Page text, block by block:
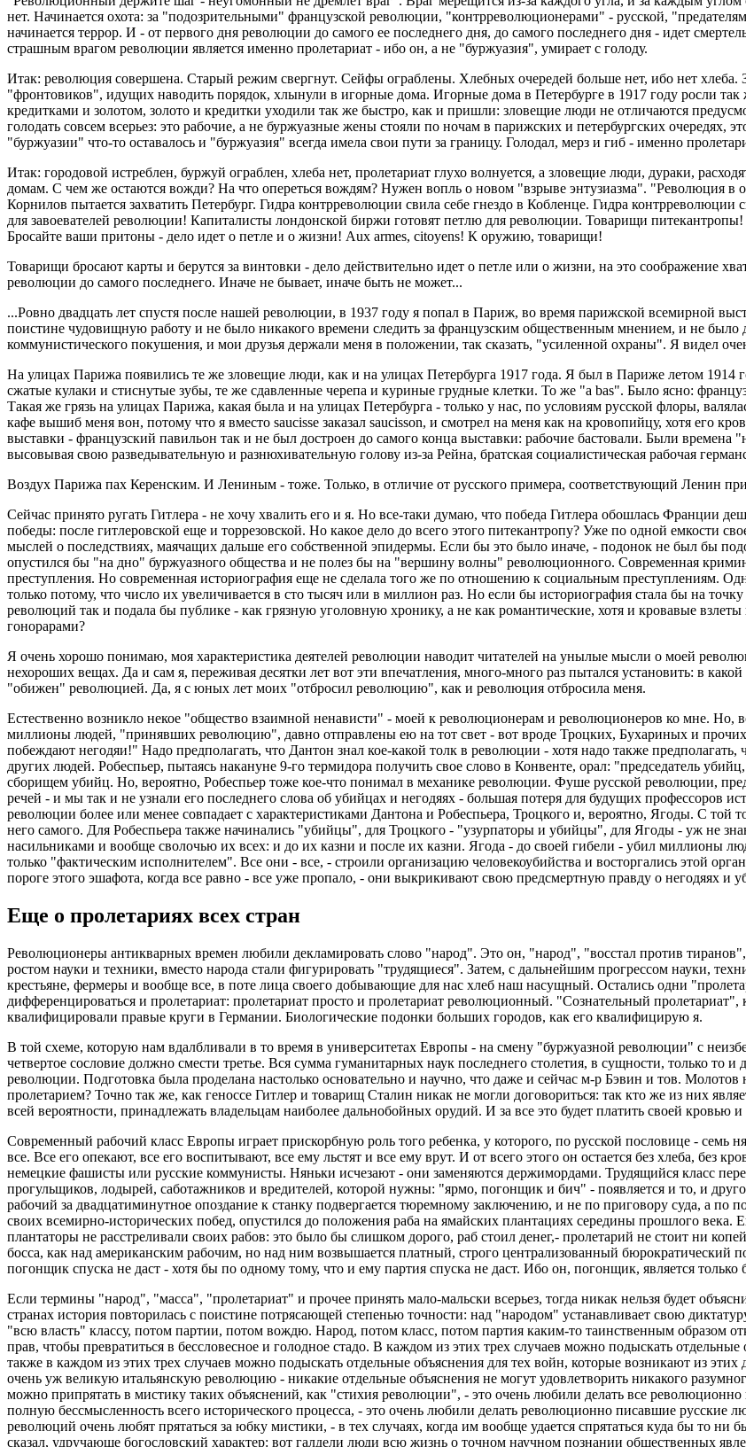
нет. Начинается охота: за "подозрительными" французской революции, "контрреволюционерами" - русской,
начинается террор. И - от первого дня революции до самого ее последнего дня, до самого последнего дня - идет
страшным врагом революции является именно пролетариат - ибо он, а не "буржуазия", умирает с голоду.
Итак: революция совершена. Старый режим свергнут. Сейфы ограблены. Хлебных очередей больше нет, ибо нет
"фронтовиков", идущих наводить порядок, хлынули в игорные дома. Игорные дома в Петербурге в 1917 году росли
кредитками и золотом, золото и кредитки уходили так же быстро, как и пришли: зловещие люди не отличаются
голодать совсем всерьез: это рабочие, а не буржуазные жены стояли по ночам в парижских и петербургских очередях,
"буржуазии" что-то оставалось и "буржуазия" всегда имела свои пути за границу. Голодал, мерз и гиб - именно
Итак: городовой истреблен, буржуй ограблен, хлеба нет, пролетариат глухо волнуется, а зловещие люди, дураки,
домам. С чем же остаются вожди? На что опереться вождям? Нужен вопль о новом "взрыве энтузиазма". "Революция
Корнилов пытается захватить Петербург. Гидра контрреволюции свила себе гнездо в Кобленце. Гидра
для завоевателей революции! Капиталисты лондонской биржи готовят петлю для революции. Товарищи
Бросайте ваши притоны - дело идет о петле и о жизни! Aux armes, citoyens! К оружию, товарищи!
Товарищи бросают карты и берутся за винтовки - дело действительно идет о петле или о жизни, на это соображение
революции до самого последнего. Иначе не бывает, иначе быть не может...
...Ровно двадцать лет спустя после нашей революции, в 1937 году я попал в Париж, во время парижской всемирной
поистине чудовищную работу и не было никакого времени следить за французским общественным мнением, и не было
коммунистического покушения, и мои друзья держали меня в положении, так сказать, "усиленной охраны". Я видел
На улицах Парижа появились те же зловещие люди, как и на улицах Петербурга 1917 года. Я был в Париже летом 1914
сжатые кулаки и стиснутые зубы, те же сдавленные черепа и куриные грудные клетки. То же "a bas". Было ясно:
Такая же грязь на улицах Парижа, какая была и на улицах Петербурга - только у нас, по условиям русской флоры,
кафе вышиб меня вон, потому что я вместо saucisse заказал saucisson, и смотрел на меня как на кровопийцу, хотя его
выставки - французский павильон так и не был достроен до самого конца выставки: рабочие бастовали. Были
высовывая свою разведывательную и разнюхивательную голову из-за Рейна, братская социалистическая рабочая
Воздух Парижа пах Керенским. И Лениным - тоже. Только, в отличие от русского примера, соответствующий Ленин
Сейчас принято ругать Гитлера - не хочу хвалить его и я. Но все-таки думаю, что победа Гитлера обошлась Франции
победы: после гитлеровской еще и торрезовской. Но какое дело до всего этого питекантропу? Уже по одной емкости
мыслей о последствиях, маячащих дальше его собственной эпидермы. Если бы это было иначе, - подонок не был бы
опустился бы "на дно" буржуазного общества и не полез бы на "вершину волны" революционного. Современная
преступления. Но современная историография еще не сделала того же по отношению к социальным преступлениям.
только потому, что число их увеличивается в сто тысяч или в миллион раз. Но если бы историография стала бы на
революций так и подала бы публике - как грязную уголовную хронику, а не как романтические, хотя и кровавые
гонорарами?
Я очень хорошо понимаю, моя характеристика деятелей революции наводит читателей на унылые мысли о моей
нехороших вещах. Да и сам я, переживая десятки лет вот эти впечатления, много-много раз пытался установить: в
"обижен" революцией. Да, я с юных лет моих "отбросил революцию", как и революция отбросила меня.
Естественно возникло некое "общество взаимной ненависти" - моей к революционерам и революционеров ко мне. Но,
миллионы людей, "принявших революцию", давно отправлены ею на тот свет - вот вроде Троцких, Бухариных и
побеждают негодяи!" Надо предполагать, что Дантон знал кое-какой толк в революции - хотя надо также
других людей. Робеспьер, пытаясь накануне 9-го термидора получить свое слово в Конвенте, орал: "председатель
сборищем убийц. Но, вероятно, Робеспьер тоже кое-что понимал в механике революции. Фуше русской революции,
речей - и мы так и не узнали его последнего слова об убийцах и негодяях - большая потеря для будущих профессоров
революции более или менее совпадает с характеристиками Дантона и Робеспьера, Троцкого и, вероятно, Ягоды. С той
него самого. Для Робеспьера также начинались "убийцы", для Троцкого - "узурпаторы и убийцы", для Ягоды - уж не
насильниками и вообще сволочью их всех: и до их казни и после их казни. Ягода - до своей гибели - убил миллионы
только "фактическим исполнителем". Все они - все, - строили организацию человекоубийства и восторгались этой
пороге этого эшафота, когда все равно - все уже пропало, - они выкрикивают свою предсмертную правду о негодяях и
Еще о пролетариях всех стран
Революционеры антикварных времен любили декламировать слово "народ". Это он, "народ", "восстал против
ростом науки и техники, вместо народа стали фигурировать "трудящиеся". Затем, с дальнейшим прогрессом науки,
крестьяне, фермеры и вообще все, в поте лица своего добывающие для нас хлеб наш насущный. Остались одни
дифференцироваться и пролетариат: пролетариат просто и пролетариат революционный. "Сознательный
квалифицировали правые круги в Германии. Биологические подонки больших городов, как его квалифицирую я.
В той схеме, которую нам вдалбливали в то время в университетах Европы - на смену "буржуазной революции" с
четвертое сословие должно смести третье. Вся сумма гуманитарных наук последнего столетия, в сущности, только то
революции. Подготовка была проделана настолько основательно и научно, что даже и сейчас м-р Бэвин и тов. Молотов
пролетарием? Точно так же, как геноссе Гитлер и товарищ Сталин никак не могли договориться: так кто же из них
всей вероятности, принадлежать владельцам наиболее дальнобойных орудий. И за все это будет платить своей кровью
Современный рабочий класс Европы играет прискорбную роль того ребенка, у которого, по русской пословице - семь
все. Все его опекают, все его воспитывают, все ему льстят и все ему врут. И от всего этого он остается без хлеба, без
немецкие фашисты или русские коммунисты. Няньки исчезают - они заменяются держимордами. Трудящийся класс
прогульщиков, лодырей, саботажников и вредителей, которой нужны: "ярмо, погонщик и бич" - появляется и то, и
рабочий за двадцатиминутное опоздание к станку подвергается тюремному заключению, и не по приговору суда, а по
своих всемирно-исторических побед, опустился до положения раба на ямайских плантациях середины прошлого
плантаторы не расстреливали своих рабов: это было бы слишком дорого, раб стоил денег,- пролетарий не стоит ни
босса, как над американским рабочим, но над ним возвышается платный, строго централизованный
погонщик спуска не даст - хотя бы по одному тому, что и ему партия спуска не даст. Ибо он, погонщик, является
Если термины "народ", "масса", "пролетариат" и прочее принять мало-мальски всерьез, тогда никак нельзя будет
странах история повторилась с поистине потрясающей степенью точности: над "народом" устанавливает свою
"всю власть" классу, потом партии, потом вождю. Народ, потом класс, потом партия каким-то таинственным образом
прав, чтобы превратиться в бессловесное и голодное стадо. В каждом из этих трех случаев можно подыскать
также в каждом из этих трех случаев можно подыскать отдельные объяснения для тех войн, которые возникают из
очень уж великую итальянскую революцию - никакие отдельные объяснения не могут удовлетворить никакого
можно припрятать в мистику таких объяснений, как "стихия революции", - это очень любили делать все
полную бессмысленность всего исторического процесса, - это очень любили делать революционно писавшие
революций очень любят прятаться за юбку мистики, - в тех случаях, когда им вообще удается спрятаться куда бы то
сказал, удручающе богословский характер: вот галдели люди всю жизнь о точном научном познании общественных